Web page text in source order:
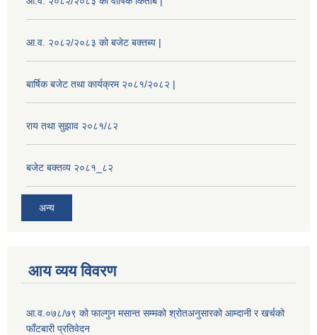
आ.व. २०८२/२०८३ को बजेट बक्तब्य |
बार्षिक बजेट तथा कार्यक्रम २०८१/२०८२ |
राय तथा सुझाव २०८१/८२
बजेट बक्तव्य २०८१_८२
अन्य
आय व्यय विवरण
आ.व.०७८/७९ को फाल्गुन मसान्त सम्मको श्रोतअनुसारको आम्दानी र खर्चको
फाँटबारी प्रतिवेदन